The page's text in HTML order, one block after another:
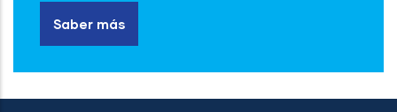
Saber más